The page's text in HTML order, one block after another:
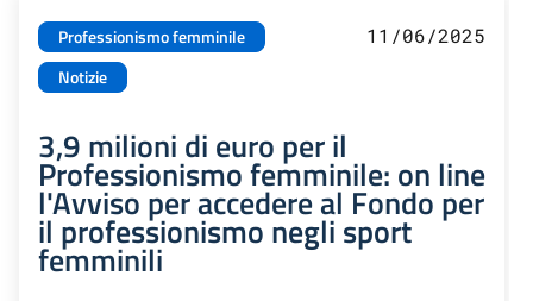
Professionismo femminile
Notizie
11/06/2025
3,9 milioni di euro per il
Professionismo femminile: on line
l'Avviso per accedere al Fondo per
il professionismo negli sport
femminili